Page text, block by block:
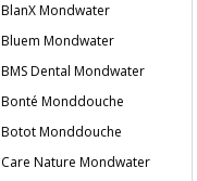
BlanX Mondwater
Bluem Mondwater
BMS Dental Mondwater
Bonté Monddouche
Botot Monddouche
Care Nature Mondwater